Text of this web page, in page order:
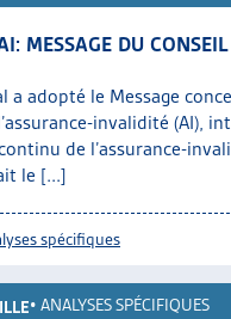
MESSAGE DU CONSEIL
a adopté le Message
invalidité (AI),
de l’assurance-
le [...]
spécifiques
• ANALYSES SPÉCIFIQUES